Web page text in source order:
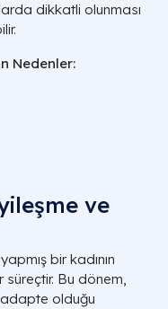
dikkatli olunması
Nedenler:
ve
bir kadının
süreçtir. Bu dönem,
adapte olduğu